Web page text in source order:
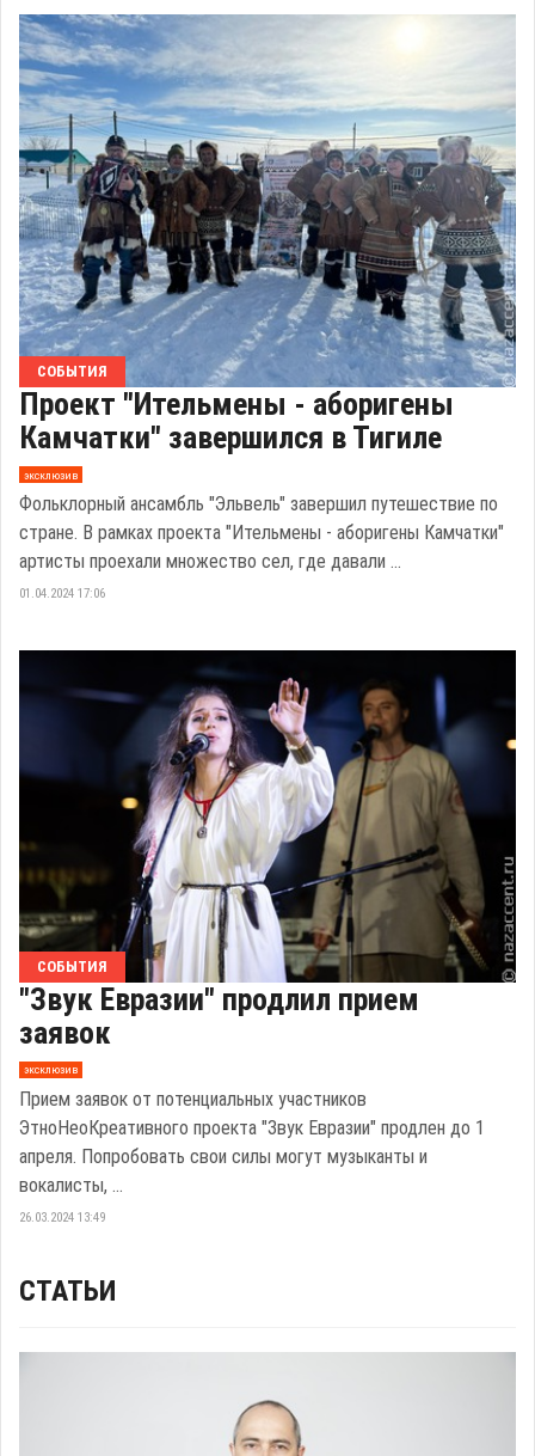
СОБЫТИЯ
Проект "Ительмены - аборигены
Камчатки" завершился в Тигиле
эксклюзив
Фольклорный ансамбль "Эльвель" завершил путешествие по
стране. В рамках проекта "Ительмены - аборигены Камчатки"
артисты проехали множество сел, где давали ...
01.04.2024 17:06
СОБЫТИЯ
"Звук Евразии" продлил прием
заявок
эксклюзив
Прием заявок от потенциальных участников
ЭтноНеоКреативного проекта "Звук Евразии" продлен до 1
апреля. Попробовать свои силы могут музыканты и
вокалисты, ...
26.03.2024 13:49
СТАТЬИ